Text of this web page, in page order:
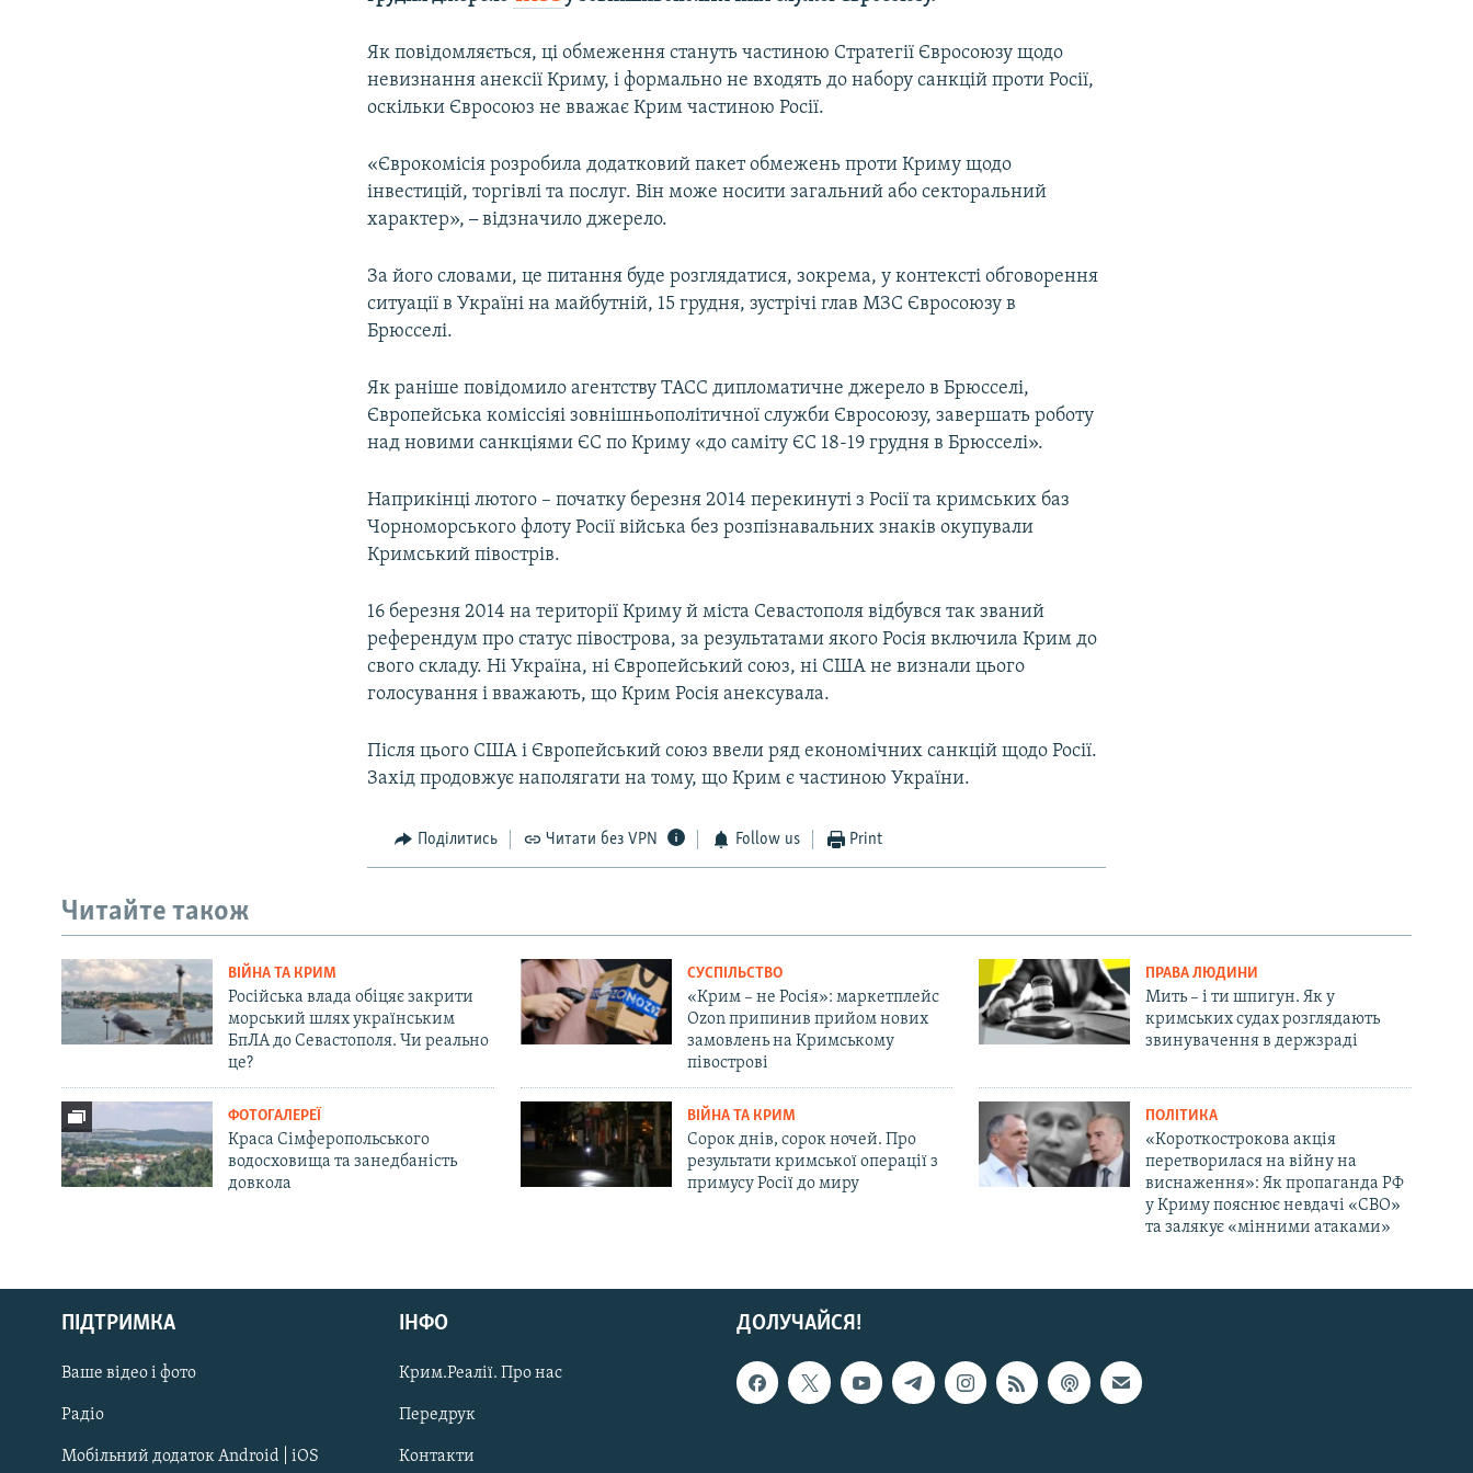
Русский
Qırımtatar
ДОЛУЧАЙСЯ!
Як повідомляється, ці обмеження стануть частиною Стратегії Євросоюзу щодо
невизнання анексії Криму, і формально не входять до набору санкцій проти Росії,
оскільки Євросоюз не вважає Крим частиною Росії.
«Єврокомісія розробила додатковий пакет обмежень проти Криму щодо
інвестицій, торгівлі та послуг. Він може носити загальний або секторальний
характер»,–відзначило джерело.
За його словами, це питання буде розглядатися, зокрема, у контексті обговорення
ситуації в Україні на майбутній, 15 грудня, зустрічі глав МЗС Євросоюзу в
Брюсселі.
Як раніше повідомило агентству ТАСС дипломатичне джерело в Брюсселі,
Європейська коміссіяі зовнішньополітичної служби Євросоюзу, завершать роботу
над новими санкціями ЄС по Криму «до саміту ЄС 18-19 грудня в Брюсселі».
Наприкінці лютого – початку березня 2014 перекинуті з Росії та кримських баз
Чорноморського флоту Росії війська без розпізнавальних знаків окупували
Кримський півострів.
16 березня 2014 на території Криму й міста Севастополя відбувся так званий
референдум про статус півострова, за результатами якого Росія включила Крим до
свого складу. Ні Україна, ні Європейський союз, ні США не визнали цього
голосування і вважають, що Крим Росія анексувала.
Після цього США і Європейський союз ввели ряд економічних санкцій щодо Росії.
Захід продовжує наполягати на тому, що Крим є частиною України.
Поділитись Читати без VPN Follow us Print
Читайте також
ВІЙНА ТА КРИМ
Російська влада обіцяє закрити
морський шлях українським
БпЛА до Севастополя. Чи реально
це?
СУСПІЛЬСТВО
«Крим – не Росія»: маркетплейс
Ozon припинив прийом нових
замовлень на Кримському
півострові
ПРАВА ЛЮДИНИ
Мить – і ти шпигун. Як у
кримських судах розглядають
звинувачення в держзраді
ФОТОГАЛЕРЕЇ
Краса Сімферопольського
водосховища та занедбаність
довкола
ВІЙНА ТА КРИМ
Сорок днів, сорок ночей. Про
результати кримської операції з
примусу Росії до миру
ПОЛІТИКА
«Короткострокова акція
перетворилася на війну на
виснаження»: Як пропаганда РФ
у Криму пояснює невдачі «СВО»
та залякує «мінними атаками»
ДОЛУЧАЙСЯ!
ПІДТРИМКА
Ваше відео і фото
Радіо
Мобільний додаток Android | iOS
ІНФО
Крим.Реалії. Про нас
Передрук
Контакти